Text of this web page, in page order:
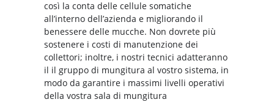
così la conta delle cellule somatiche
all’interno dell’azienda e migliorando il
benessere delle mucche. Non dovrete più
sostenere i costi di manutenzione dei
collettori; inoltre, i nostri tecnici adatteranno
il il gruppo di mungitura al vostro sistema, in
modo da garantire i massimi livelli operativi
della vostra sala di mungitura